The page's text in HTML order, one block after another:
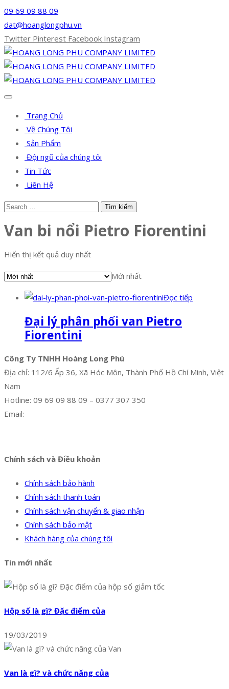
09 69 09 88 09
dat@hoanglongphu.vn
Twitter Pinterest Facebook Instagram
Trang Chủ
Về Chúng Tôi
Sản Phẩm
Đội ngũ của chúng tôi
Tin Tức
Liên Hệ
Van bi nổi Pietro Fiorentini
Hiển thị kết quả duy nhất
Mới nhất
Đọc tiếp
Đại lý phân phối van Pietro
Fiorentini
Công Ty TNHH Hoàng Long Phú
Địa chỉ: 112/6 Ấp 36, Xã Hóc Môn, Thành Phố Hồ Chí Minh, Việt
Nam
Hotline: 09 69 09 88 09 – 0377 307 350
Email:
Chính sách và Điều khoản
Chính sách bảo hành
Chính sách thanh toán
Chính sách vận chuyển & giao nhận
Chính sách bảo mật
Khách hàng của chúng tôi
Tin mới nhất
Hộp số là gì? Đặc điểm của
19/03/2019
Van là gì? và chức năng của